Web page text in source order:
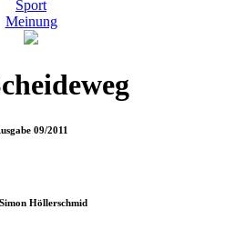
Sport
Meinung
09/2011
Simon Höllerschmid